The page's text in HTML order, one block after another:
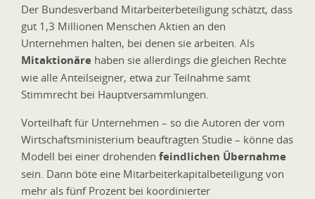
Der Bundesverband Mitarbeiterbeteiligung schätzt, dass
gut 1,3 Millionen Menschen Aktien an den
Unternehmen halten, bei denen sie arbeiten. Als
Mitaktionäre haben sie allerdings die gleichen Rechte
wie alle Anteilseigner, etwa zur Teilnahme samt
Stimmrecht bei Hauptversammlungen.
Vorteilhaft für Unternehmen – so die Autoren der vom
Wirtschaftsministerium beauftragten Studie – könne das
Modell bei einer drohenden feindlichen Übernahme
sein. Dann böte eine Mitarbeiterkapitalbeteiligung von
mehr als fünf Prozent bei koordinierter